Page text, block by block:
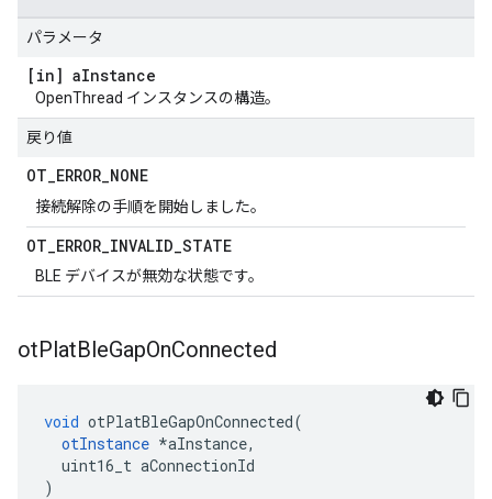
パラメータ
[in] aInstance
OpenThread インスタンスの構造。
戻り値
OT_ERROR_NONE
接続解除の手順を開始しました。
OT_ERROR_INVALID_STATE
BLE デバイスが無効な状態です。
otPlatBleGapOnConnected
void otPlatBleGapOnConnected(
otInstance *aInstance,
uint16_t aConnectionId
)